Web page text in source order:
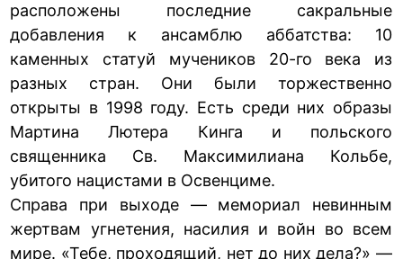
расположены последние сакральные
добавления к ансамблю аббатства: 10
каменных статуй мучеников 20-го века из
разных стран. Они были торжественно
открыты в 1998 году. Есть среди них образы
Мартина Лютера Кинга и польского
священника Св. Максимилиана Кольбе,
убитого нацистами в Освенциме.
Справа при выходе — мемориал невинным
жертвам угнетения, насилия и войн во всем
мире. «Тебе, проходящий, нет до них дела?» —